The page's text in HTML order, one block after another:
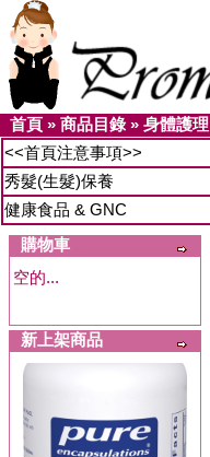
首頁 » 商品目錄» 身體護理
<<首頁注意事項>>
秀髮(生髮)保養
健康食品 & GNC
購物車
空的...
新上架商品